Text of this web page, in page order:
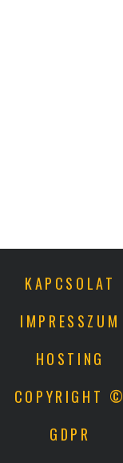
KAPCSOLAT
IMPRESSZUM
HOSTING
COPYRIGHT ©
GDPR